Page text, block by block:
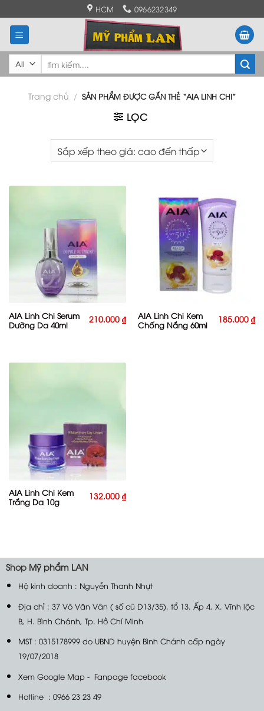
to
content
HCM 0966232349
kiếm:
Trang chủ / SẢN PHẨM ĐƯỢC GẮN THẺ “AIA LINH CHI”
LỌC
AIA Linh Chi Serum
Dưỡng Da 40ml
210.000₫
AIA Linh Chi Kem
Chống Nắng 60ml
185.000₫
AIA Linh Chi Kem
Trắng Da 10g
132.000₫
Shop Mỹ phẩm LAN
Hộ kinh doanh : Nguyễn Thanh Nhựt
Địa chỉ : 37 Võ Văn Vân ( số cũ D13/35). tổ 13. Ấp 4, X. Vĩnh lộc
B, H. Bình Chánh, Tp. Hồ Chí Minh
MST : 0315178999 do UBND huyện Bình Chánh cấp ngày
19/07/2018
Xem Google Map- Fanpage facebook
Hotline : 0966 23 23 49